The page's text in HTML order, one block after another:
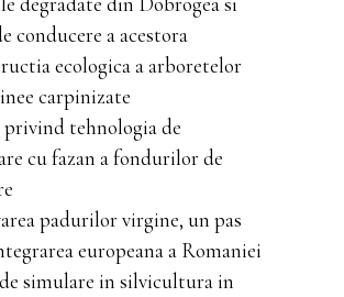
conducere a acestora
ecologica a arboretelor
carpinizate
privind tehnologia de
cu fazan a fondurilor de
padurilor virgine, un pas
europeana a Romaniei
simulare in silvicultura in